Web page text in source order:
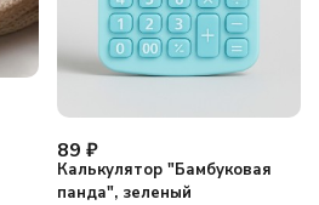
89 ₽
Калькулятор "Бамбуковая
панда", зеленый